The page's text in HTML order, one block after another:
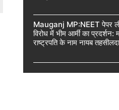
Mauganj MP:NEET पेपर
विरोध में भीम आर्मी का
राष्ट्रपति के नाम नायब